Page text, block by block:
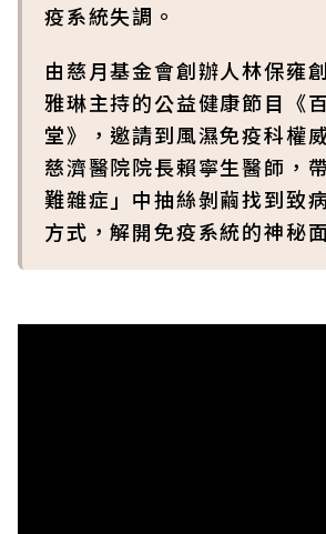
疫系統失調。
由慈月基金會創辦人林保雍
雅琳主持的公益健康節目《
堂》，邀請到風濕免疫科權
慈濟醫院院長賴寧生醫師，
難雜症」中抽絲剝繭找到致
方式，解開免疫系統的神秘